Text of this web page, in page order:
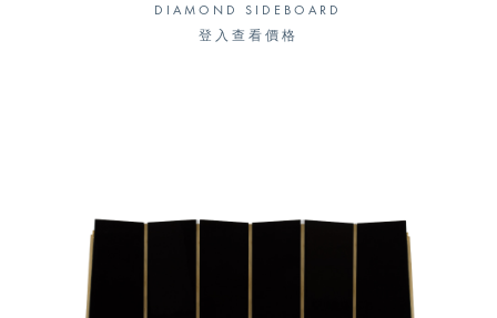
DIAMOND SIDEBOARD
登入查看價格